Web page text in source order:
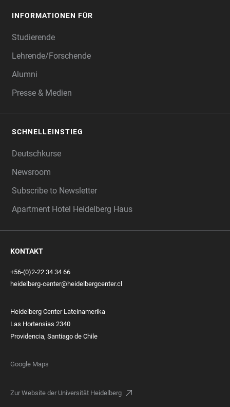
INFORMATIONEN FÜR
Studierende
Lehrende/Forschende
Alumni
Presse & Medien
SCHNELLEINSTIEG
Deutschkurse
Newsroom
Subscribe to Newsletter
Apartment Hotel Heidelberg Haus
KONTAKT
+56-(0)2-22 34 34 66
heidelberg-center@heidelbergcenter.cl
Heidelberg Center Lateinamerika
Las Hortensias 2340
Providencia, Santiago de Chile
Google Maps
Zur Website der Universität Heidelberg